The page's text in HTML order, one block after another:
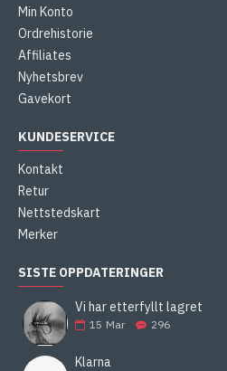
Min Konto
Ordrehistorie
Affiliates
Nyhetsbrev
Gavekort
KUNDESERVICE
Kontakt
Retur
Nettstedskart
Merker
SISTE OPPDATERINGER
Vi har etterfyllt lagret
15 Mar 296
Klarna